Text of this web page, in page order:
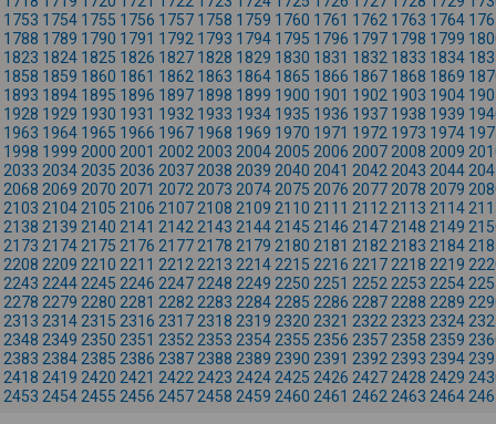
1753 1754 1755 1756 1757 1758 1759 1760 1761 1762 1763 1764
1788 1789 1790 1791 1792 1793 1794 1795 1796 1797 1798 1799
1823 1824 1825 1826 1827 1828 1829 1830 1831 1832 1833 1834
1858 1859 1860 1861 1862 1863 1864 1865 1866 1867 1868 1869
1893 1894 1895 1896 1897 1898 1899 1900 1901 1902 1903 1904
1928 1929 1930 1931 1932 1933 1934 1935 1936 1937 1938 1939
1963 1964 1965 1966 1967 1968 1969 1970 1971 1972 1973 1974
1998 1999 2000 2001 2002 2003 2004 2005 2006 2007 2008 2009
2033 2034 2035 2036 2037 2038 2039 2040 2041 2042 2043 2044
2068 2069 2070 2071 2072 2073 2074 2075 2076 2077 2078 2079
2103 2104 2105 2106 2107 2108 2109 2110 2111 2112 2113 2114
2138 2139 2140 2141 2142 2143 2144 2145 2146 2147 2148 2149
2173 2174 2175 2176 2177 2178 2179 2180 2181 2182 2183 2184
2208 2209 2210 2211 2212 2213 2214 2215 2216 2217 2218 2219
2243 2244 2245 2246 2247 2248 2249 2250 2251 2252 2253 2254
2278 2279 2280 2281 2282 2283 2284 2285 2286 2287 2288 2289
2313 2314 2315 2316 2317 2318 2319 2320 2321 2322 2323 2324
2348 2349 2350 2351 2352 2353 2354 2355 2356 2357 2358 2359
2383 2384 2385 2386 2387 2388 2389 2390 2391 2392 2393 2394
2418 2419 2420 2421 2422 2423 2424 2425 2426 2427 2428 2429
2453 2454 2455 2456 2457 2458 2459 2460 2461 2462 2463 2464